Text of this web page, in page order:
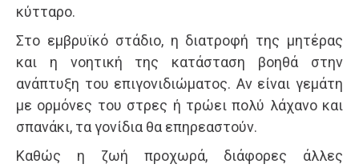
κύτταρο.
Στο εμβρυϊκό στάδιο, η διατροφή της μητέρας
και η νοητική της κατάσταση βοηθά στην
ανάπτυξη του επιγονιδιώματος. Αν είναι γεμάτη
με ορμόνες του στρες ή τρώει πολύ λάχανο και
σπανάκι, τα γονίδια θα επηρεαστούν.
Καθώς η ζωή προχωρά, διάφορες άλλες